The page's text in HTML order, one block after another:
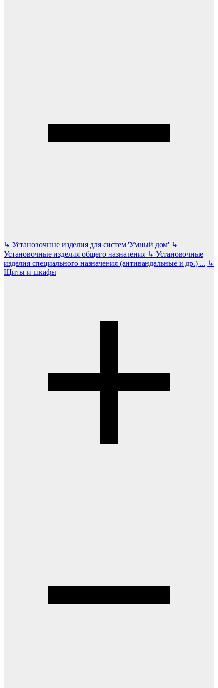
↳ Установочные изделия для систем 'Умный дом' ↳
Установочные изделия общего назначения ↳ Установочные
изделия специального назначения (антивандальные и др.) ... ↳
Щиты и шкафы